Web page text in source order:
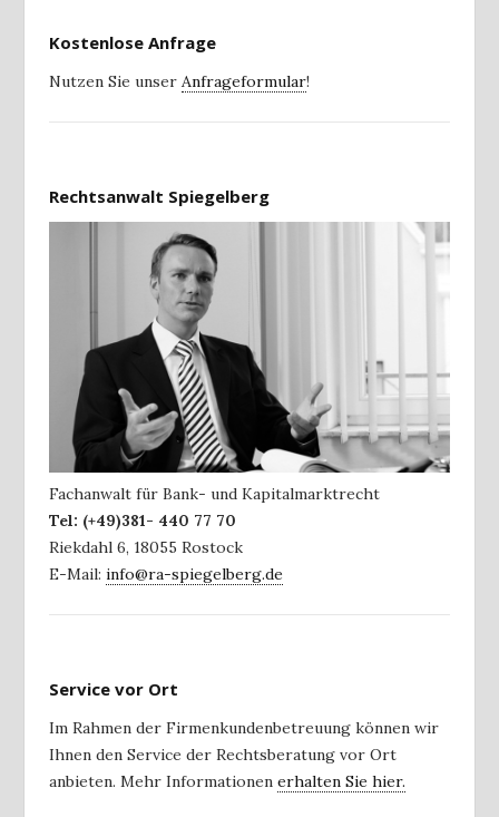
Kostenlose Anfrage
Nutzen Sie unser Anfrageformular!
Rechtsanwalt Spiegelberg
Fachanwalt für Bank- und Kapitalmarktrecht
Tel: (+49)381- 440 77 70
Riekdahl 6, 18055 Rostock
E-Mail: info@ra-spiegelberg.de
Service vor Ort
Im Rahmen der Firmenkundenbetreuung können wir
Ihnen den Service der Rechtsberatung vor Ort
anbieten. Mehr Informationen erhalten Sie hier.